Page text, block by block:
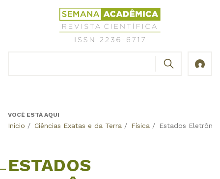
Revista
Científica
Semana
Back
VOCÊ ESTÁ AQUI
Início / Ciências Exatas e da Terra / Física / Estados
ESTADOS